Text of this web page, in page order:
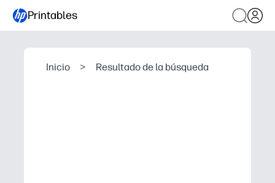
Printables
Inicio > Resultado de la búsqueda